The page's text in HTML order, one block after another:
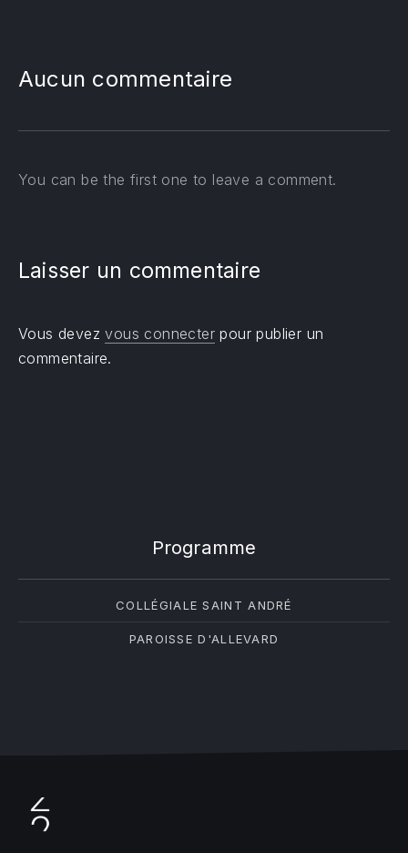
Aucun commentaire
You can be the first one to leave a comment.
Laisser un commentaire
Vous devezvous connecter pour publier un
commentaire.
Programme
COLLÉGIALE SAINT ANDRÉ
PAROISSE D'ALLEVARD